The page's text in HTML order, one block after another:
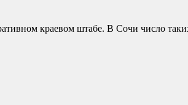
краевом штабе. В Сочи число